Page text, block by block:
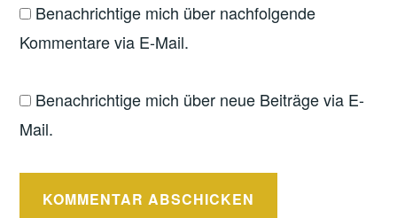
Benachrichtige mich über nachfolgende
Kommentare via E-Mail.
Benachrichtige mich über neue Beiträge via E-
Mail.